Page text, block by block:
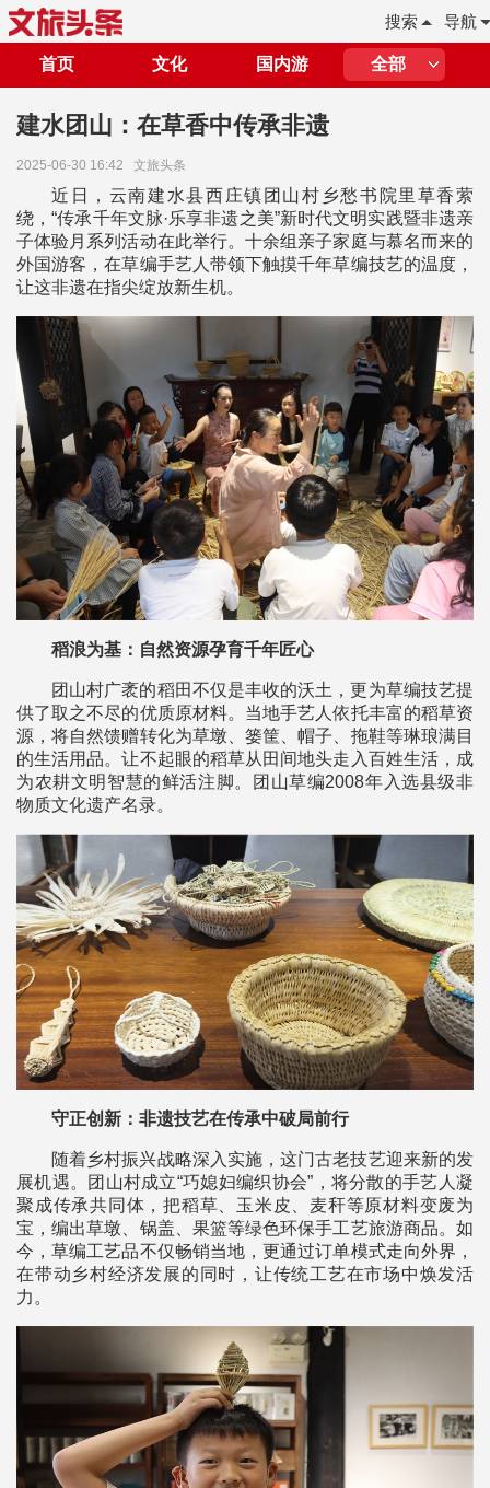
导航
搜索
首页 文化 国内游 全部
建水团山：在草香中传承非遗
2025-06-30 16:42 文旅头条
近日，云南建水县西庄镇团山村乡愁书院里草香萦
绕，“传承千年文脉·乐享非遗之美”新时代文明实践暨非遗亲
子体验月系列活动在此举行。十余组亲子家庭与慕名而来的
外国游客，在草编手艺人带领下触摸千年草编技艺的温度，
让这非遗在指尖绽放新生机。
稻浪为基：自然资源孕育千年匠心
团山村广袤的稻田不仅是丰收的沃土，更为草编技艺提
供了取之不尽的优质原材料。当地手艺人依托丰富的稻草资
源，将自然馈赠转化为草墩、篓筐、帽子、拖鞋等琳琅满目
的生活用品。让不起眼的稻草从田间地头走入百姓生活，成
为农耕文明智慧的鲜活注脚。团山草编2008年入选县级非
物质文化遗产名录。
守正创新：非遗技艺在传承中破局前行
随着乡村振兴战略深入实施，这门古老技艺迎来新的发
展机遇。团山村成立“巧媳妇编织协会”，将分散的手艺人凝
聚成传承共同体，把稻草、玉米皮、麦秆等原材料变废为
宝，编出草墩、锅盖、果篮等绿色环保手工艺旅游商品。如
今，草编工艺品不仅畅销当地，更通过订单模式走向外界，
在带动乡村经济发展的同时，让传统工艺在市场中焕发活
力。